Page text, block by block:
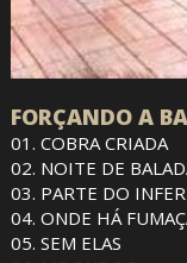
FORÇANDO A
01. COBRA CRIADA
02. NOITE DE
03. PARTE DO
04. ONDE HÁ
05. SEM ELAS